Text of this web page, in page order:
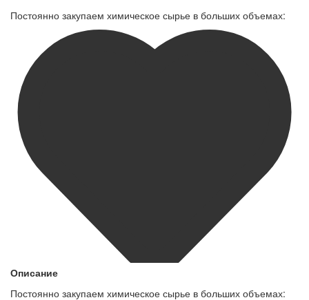
Постоянно закупаем химическое сырье в больших объемах:
Описание
Постоянно закупаем химическое сырье в больших объемах: